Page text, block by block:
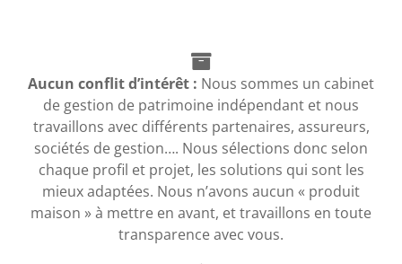
Aucun conflit d’intérêt : Nous sommes un cabinet
de gestion de patrimoine indépendant et nous
travaillons avec différents partenaires, assureurs,
sociétés de gestion…. Nous sélections donc selon
chaque profil et projet, les solutions qui sont les
mieux adaptées. Nous n’avons aucun « produit
maison » à mettre en avant, et travaillons en toute
transparence avec vous.